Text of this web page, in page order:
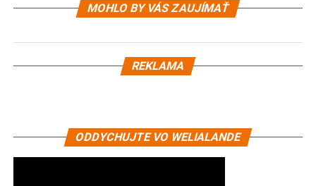
MOHLO BY VÁS ZAUJÍMAŤ
REKLAMA
ODDYCHUJTE VO WELIALANDE